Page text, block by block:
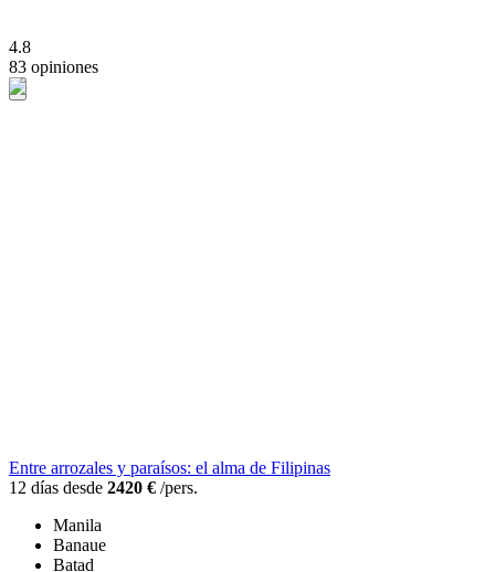
4.8
83 opiniones
Entre arrozales y paraísos: el alma de Filipinas
12 días desde 2420 € /pers.
Manila
Banaue
Batad